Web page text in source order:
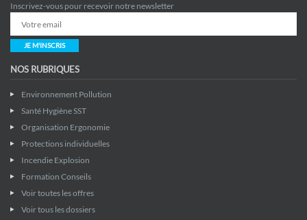
Inscrivez-vous pour recevoir notre newsletter
JE M'INSCRIS
NOS RUBRIQUES
Environnement Pollution
Santé Hygiène SST
Organisation Ergonomie
Protections individuelles
Incendie Explosion
Formation Conseils
Voir toutes les offres
Voir tous les dossiers